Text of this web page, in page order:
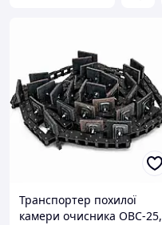
Транспортер похилої
камери очисника ОВС-25,